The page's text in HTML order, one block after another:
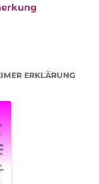
ERKLÄRUNG